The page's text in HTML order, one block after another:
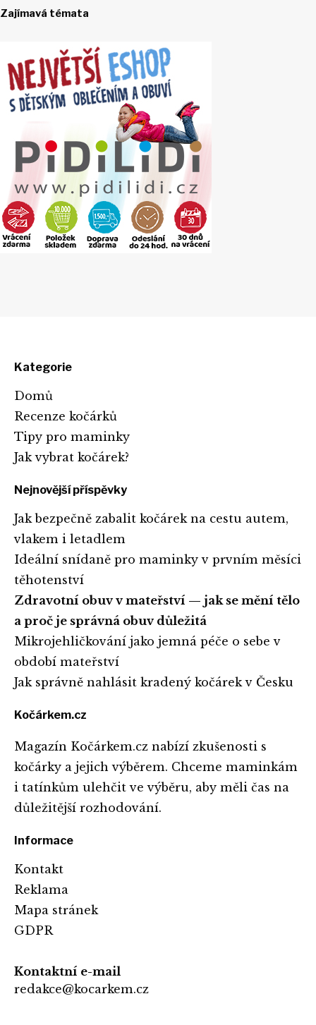
Zajímavá témata
Kategorie
Domů
Recenze kočárků
Tipy pro maminky
Jak vybrat kočárek?
Nejnovější příspěvky
Jak bezpečně zabalit kočárek na cestu autem,
vlakem i letadlem
Ideální snídaně pro maminky v prvním měsíci
těhotenství
Zdravotní obuv v mateřství — jak se mění tělo
a proč je správná obuv důležitá
Mikrojehličkování jako jemná péče o sebe v
období mateřství
Jak správně nahlásit kradený kočárek v Česku
Kočárkem.cz
Magazín Kočárkem.cz nabízí zkušenosti s
kočárky a jejich výběrem. Chceme maminkám
i tatínkům ulehčit ve výběru, aby měli čas na
důležitější rozhodování.
Informace
Kontakt
Reklama
Mapa stránek
GDPR
Kontaktní e-mail
redakce@kocarkem.cz